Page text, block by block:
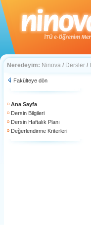
Neredeyim: Ninova / Dersler /
Fakülteye dön
Ana Sayfa
Dersin Bilgileri
Dersin Haftalık Planı
Değerlendirme Kriterleri